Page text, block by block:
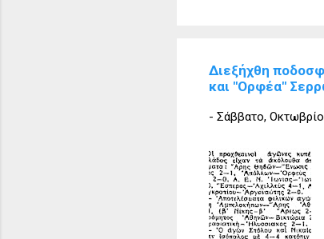
Διεξήχθη
και "Ορφέα"
- Σάββατο,